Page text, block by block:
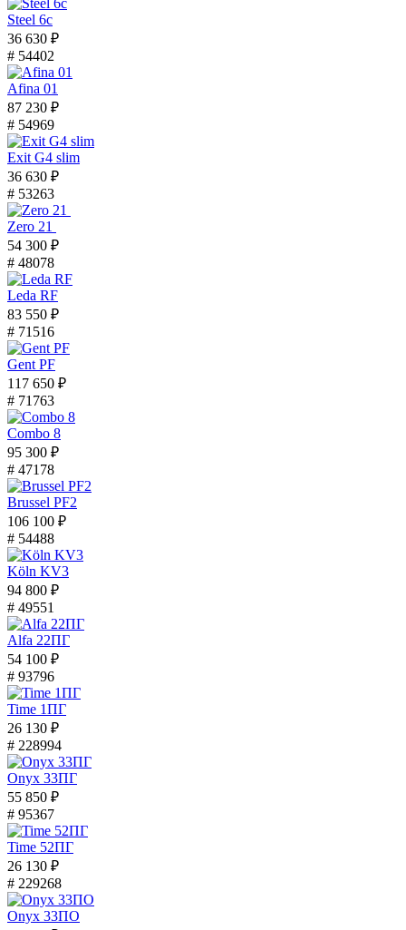
Steel 6с
36 630 ₽
# 54402
Afina 01
87 230 ₽
# 54969
Exit G4 slim
36 630 ₽
# 53263
Zero 21
54 300 ₽
# 48078
Leda RF
83 550 ₽
# 71516
Gent PF
117 650 ₽
# 71763
Combo 8
95 300 ₽
# 47178
Brussel PF2
106 100 ₽
# 54488
Köln KV3
94 800 ₽
# 49551
Alfa 22ПГ
54 100 ₽
# 93796
Time 1ПГ
26 130 ₽
# 228994
Onyx 33ПГ
55 850 ₽
# 95367
Time 52ПГ
26 130 ₽
# 229268
Onyx 33ПО